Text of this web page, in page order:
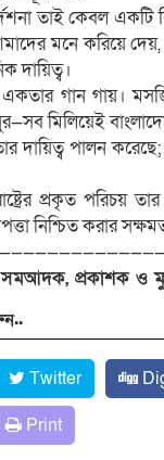
তাই কেবল একটি
মনে করিয়ে দেয়,
দায়িত্ব।
গান গায়।
মিলিয়েই
পালন করেছে;
প্রকৃত পরিচয় তার
নিশ্চিত করার
প্রকাশক ও
Twitter
Print